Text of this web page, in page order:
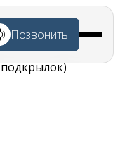
Позвонить